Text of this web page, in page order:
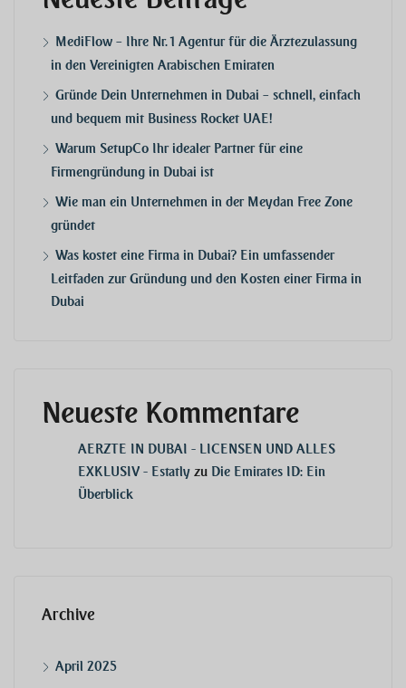
MediFlow – Ihre Nr. 1 Agentur für die Ärztezulassung
in den Vereinigten Arabischen Emiraten
Gründe Dein Unternehmen in Dubai – schnell, einfach
und bequem mit Business Rocket UAE!
Warum SetupCo Ihr idealer Partner für eine
Firmengründung in Dubai ist
Wie man ein Unternehmen in der Meydan Free Zone
gründet
Was kostet eine Firma in Dubai? Ein umfassender
Leitfaden zur Gründung und den Kosten einer Firma in
Dubai
Neueste Kommentare
AERZTE IN DUBAI - LICENSEN UND ALLES
EXKLUSIV - Estatly zu Die Emirates ID: Ein
Überblick
Archive
April 2025